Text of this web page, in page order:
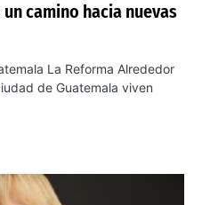
camino hacia nuevas
La Reforma Alrededor
de Guatemala viven